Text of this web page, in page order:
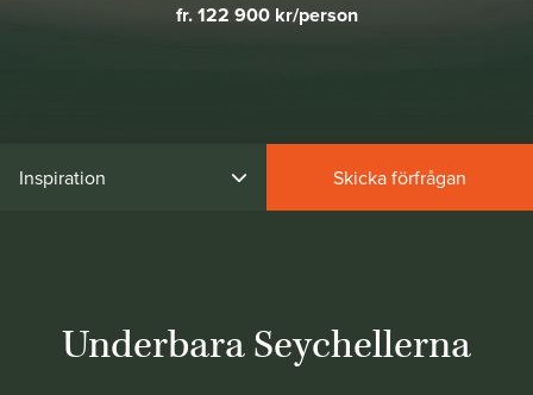
fr. 122 900 kr/person
Inspiration Skicka förfrågan
Underbara Seychellerna